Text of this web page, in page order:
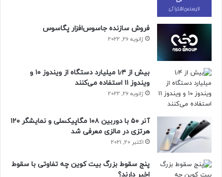
فروش سازنده جاسوس‌افزار پگاسوس
ژانویه 26, 2022
بیش از ۱٫۴ میلیارد دستگاه از ویندوز ۱۰ و
ویندوز ۱۱ استفاده می‌کنند
ژانویه 26, 2022
آنر ۵۰ با دوربین ۱۰۸ مگاپیکسلی و نمایشگر ۱۲۰
هرتزی در مالزی معرفی شد
اکتبر 20, 2021
پنج سقوط بزرگ بیت کوین چه تفاوتی با سقوط
اخیر دارند؟